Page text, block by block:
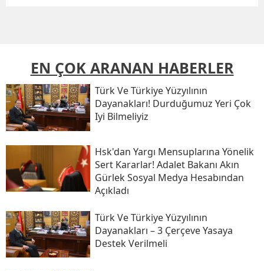
EN ÇOK ARANAN HABERLER
Türk Ve Türkiye Yüzyılının
Dayanakları! Durduğumuz Yeri Çok
Iyi Bilmeliyiz
Hsk'dan Yargı Mensuplarına Yönelik
Sert Kararlar! Adalet Bakanı Akın
Gürlek Sosyal Medya Hesabından
Açıkladı
Türk Ve Türkiye Yüzyılının
Dayanakları – 3 Çerçeve Yasaya
Destek Verilmeli